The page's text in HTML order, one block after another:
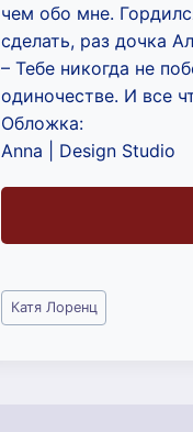
чем обо мне.
сделать, раз дочка
– Тебе никогда не
одиночестве. И все
Обложка:
Anna | Design Studio
Метки
записи:
Катя Лоренц